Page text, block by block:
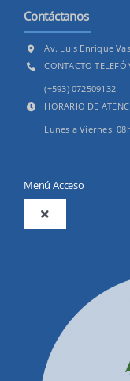
Contáctanos
Av. Luis Enrique
CONTACTO
(+593) 072509132
HORARIO DE
Lunes a Viernes:
Menú Acceso
Toggle
Productos y Servicios
Convocatorias